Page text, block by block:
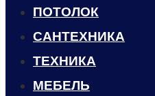
ПОТОЛОК
САНТЕХНИКА
ТЕХНИКА
МЕБЕЛЬ